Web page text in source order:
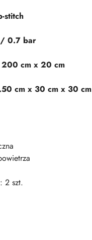
stitch
/ 0.7 bar
cm x 20 cm
cm x 30 cm x 30 cm
2 szt.